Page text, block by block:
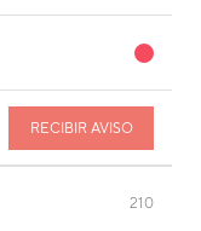
RECIBIR AVISO
210